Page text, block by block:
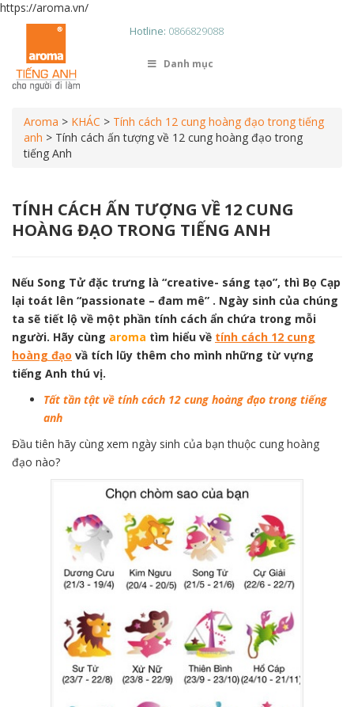
https://aroma.vn/
Hotline: 0866829088
Danh mục
Aroma > KHÁC > Tính cách 12 cung hoàng đạo trong tiếng
anh > Tính cách ấn tượng về 12 cung hoàng đạo trong
tiếng Anh
TÍNH CÁCH ẤN TƯỢNG VỀ 12 CUNG
HOÀNG ĐẠO TRONG TIẾNG ANH
Nếu Song Tử đặc trưng là “creative- sáng tạo”, thì Bọ Cạp
lại toát lên “passionate – đam mê” . Ngày sinh của chúng
ta sẽ tiết lộ về một phần tính cách ẩn chứa trong mỗi
người. Hãy cùng aroma tìm hiểu về tính cách 12 cung
hoàng đạo vầ tích lũy thêm cho mình những từ vựng
tiếng Anh thú vị.
Tất tần tật về tính cách 12 cung hoàng đạo trong tiếng
anh
Đầu tiên hãy cùng xem ngày sinh của bạn thuộc cung hoàng
đạo nào?